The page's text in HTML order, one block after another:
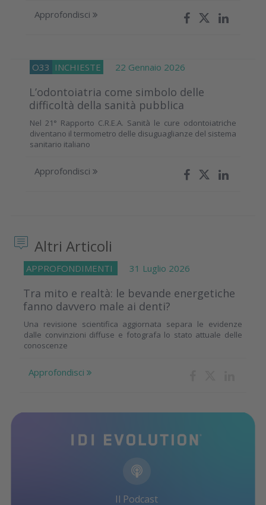
Approfondisci
O33 INCHIESTE 22 Gennaio 2026
L’odontoiatria come simbolo delle
difficoltà della sanità pubblica
Nel 21° Rapporto C.R.E.A. Sanità le cure odontoiatriche
diventano il termometro delle disuguaglianze del sistema
sanitario italiano
Approfondisci
Altri Articoli
APPROFONDIMENTI 31 Luglio 2026
Tra mito e realtà: le bevande energetiche
fanno davvero male ai denti?
Una revisione scientifica aggiornata separa le evidenze
dalle convinzioni diffuse e fotografa lo stato attuale delle
conoscenze
Approfondisci
Il Podcast